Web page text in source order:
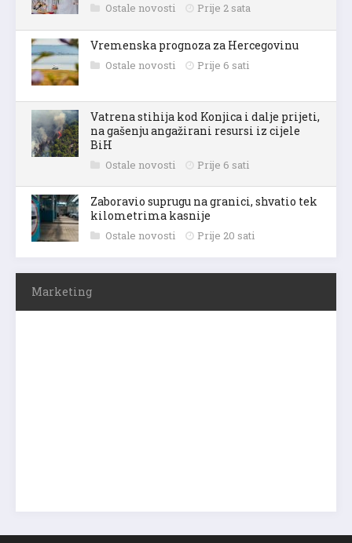
Ostale novosti Prije 2 sata
Vremenska prognoza za Hercegovinu
Ostale novosti Prije 6 sati
Vatrena stihija kod Konjica i dalje prijeti,
na gašenju angažirani resursi iz cijele
BiH
Ostale novosti Prije 6 sati
Zaboravio suprugu na granici, shvatio tek
kilometrima kasnije
Ostale novosti Prije 20 sati
Marketing